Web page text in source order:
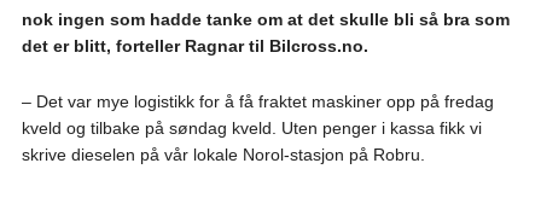
nok ingen som hadde tanke om at det skulle bli så bra som
det er blitt, forteller Ragnar til Bilcross.no.
– Det var mye logistikk for å få fraktet maskiner opp på fredag
kveld og tilbake på søndag kveld. Uten penger i kassa fikk vi
skrive dieselen på vår lokale Norol-stasjon på Robru.